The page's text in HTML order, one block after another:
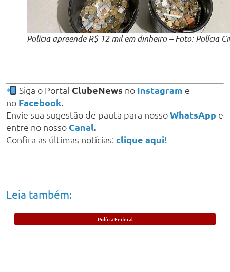
Polícia apreende R$ 12 mil em dinheiro – Foto: Polícia
Siga o Portal ClubeNews no Instagram e
no Facebook.
Envie sua sugestão de pauta para nossoWhatsApp e
entre no nosso Canal.
Confira as últimas notícias: clique aqui!
Leia também:
Polícia Federal